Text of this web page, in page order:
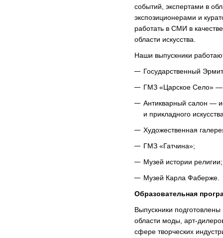
событий, экспертами в
экспозиционерами и
работать в СМИ в
области искусства.
Наши выпускники
Государственный
ГМЗ «Царское Село» —
Антикварный салон —
и прикладного
Художественная
ГМЗ «Гатчина»;
Музей истории религии;
Музей Карла Фаберже.
Образовательная
Выпускники подготовлены
области моды, арт-
сфере творческих